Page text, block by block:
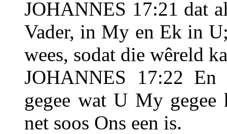
JOHANNES 17:21 dat
Vader, in My en Ek in
wees, sodat die wêreld
JOHANNES 17:22
gegee wat U My gegee
net soos Ons een is.